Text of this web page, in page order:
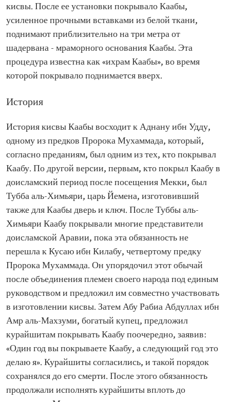
кисвы. После ее установки покрывало Каабы,
усиленное прочными вставками из белой ткани,
поднимают приблизительно на три метра от
шадервана - мраморного основания Каабы. Эта
процедура известна как «ихрам Каабы», во время
которой покрывало поднимается вверх.
История
История кисвы Каабы восходит к Аднану ибн Удду,
одному из предков Пророка Мухаммада, который,
согласно преданиям, был одним из тех, кто покрывал
Каабу. По другой версии, первым, кто покрыл Каабу в
доисламский период после посещения Мекки, был
Тубба аль-Химьяри, царь Йемена, изготовивший
также для Каабы дверь и ключ. После Туббы аль-
Химьяри Каабу покрывали многие представители
доисламской Аравии, пока эта обязанность не
перешла к Кусаю ибн Килабу, четвертому предку
Пророка Мухаммада. Он упорядочил этот обычай
после объединения племен своего народа под единым
руководством и предложил им совместно участвовать
в изготовлении кисвы. Затем Абу Рабиа Абдуллах ибн
Амр аль-Махзуми, богатый купец, предложил
курайшитам покрывать Каабу поочередно, заявив:
«Один год вы покрываете Каабу, а следующий год это
делаю я». Курайшиты согласились, и такой порядок
сохранялся до его смерти. После этого обязанность
продолжали исполнять курайшиты вплоть до